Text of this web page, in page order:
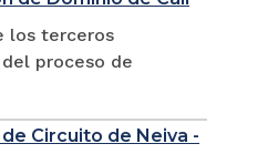
los terceros
proceso de
Circuito de Neiva -